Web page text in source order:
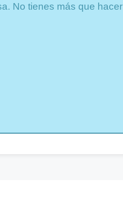
No tienes más que hacer